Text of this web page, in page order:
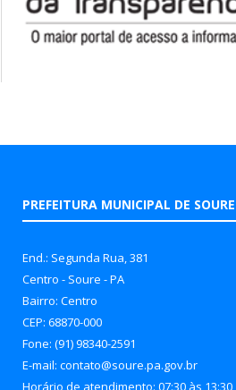
PREFEITURA MUNICIPAL DE SOURE
End.: Segunda Rua, 381
Centro - Soure - PA
Bairro: Centro
CEP: 68870-000
Fone: (91) 98340-2591
E-mail: contato@soure.pa.gov.br
Horário de atendimento: 07:30 às 13:30